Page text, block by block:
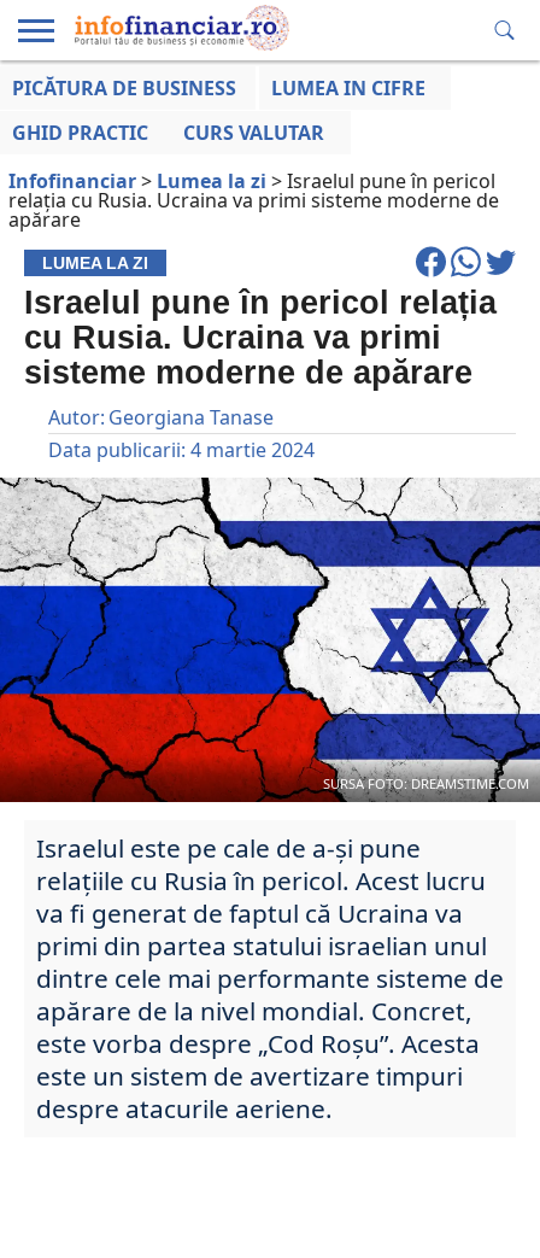
EDUCAȚIE
LA ZI
AFACERILOR
PICĂTURA DE BUSINESS
LUMEA IN CIFRE
GHID PRACTIC
CURS VALUTAR
Infofinanciar> Lumea la zi >Israelul pune în pericol
relația cu Rusia. Ucraina va primi sisteme moderne de
apărare
LUMEA LA ZI
Israelul pune în pericol relația
cu Rusia. Ucraina va primi
sisteme moderne de apărare
Autor: Georgiana Tanase
Data publicarii: 4 martie 2024
SURSA FOTO: DREAMSTIME.COM
Israelul este pe cale de a-și pune
relațiile cu Rusia în pericol. Acest lucru
va fi generat de faptul că Ucraina va
primi din partea statului israelian unul
dintre cele mai performante sisteme de
apărare de la nivel mondial. Concret,
este vorba despre „Cod Roșu”. Acesta
este un sistem de avertizare timpuri
despre atacurile aeriene.